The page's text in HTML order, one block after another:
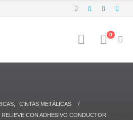
0
CINTAS METÁLICAS
CON ADHESIVO CONDUCTOR